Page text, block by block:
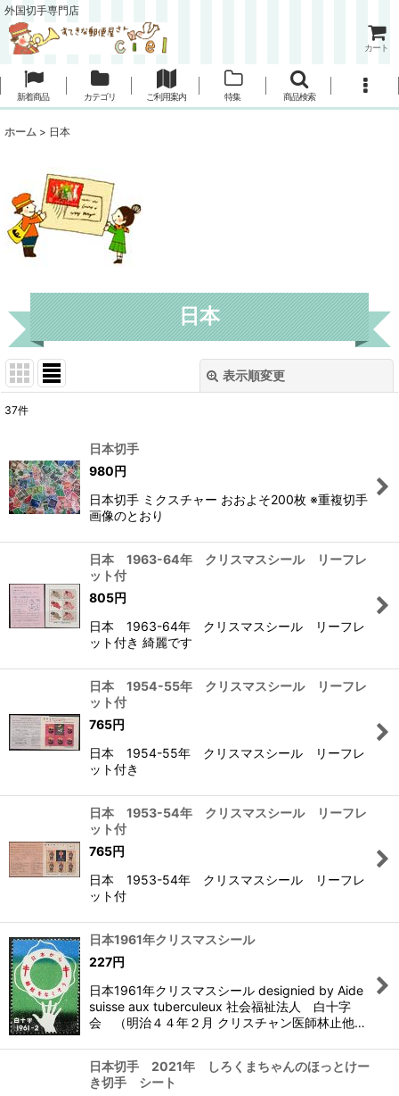
外国切手専門店
カート
新着商品 カテゴリ ご利用案内 特集 商品検索
ホーム > 日本
日本
表示順変更
在庫あり
並び順:
絞り込む
37件
日本切手
980円
日本切手 ミクスチャー おおよそ200枚 ※重複切手
画像のとおり
日本 1963-64年 クリスマスシール リーフレ
ット付
805円
日本 1963-64年 クリスマスシール リーフレ
ット付き 綺麗です
日本 1954-55年 クリスマスシール リーフレ
ット付
765円
日本 1954-55年 クリスマスシール リーフレ
ット付き
日本 1953-54年 クリスマスシール リーフレ
ット付
765円
日本 1953-54年 クリスマスシール リーフレ
ット付
日本1961年クリスマスシール
227円
日本1961年クリスマスシール designied by Aide
suisse aux tuberculeux 社会福祉法人 白十字
会 （明治４４年２月 クリスチャン医師林止他…
日本切手 2021年 しろくまちゃんのほっとけー
き切手 シート